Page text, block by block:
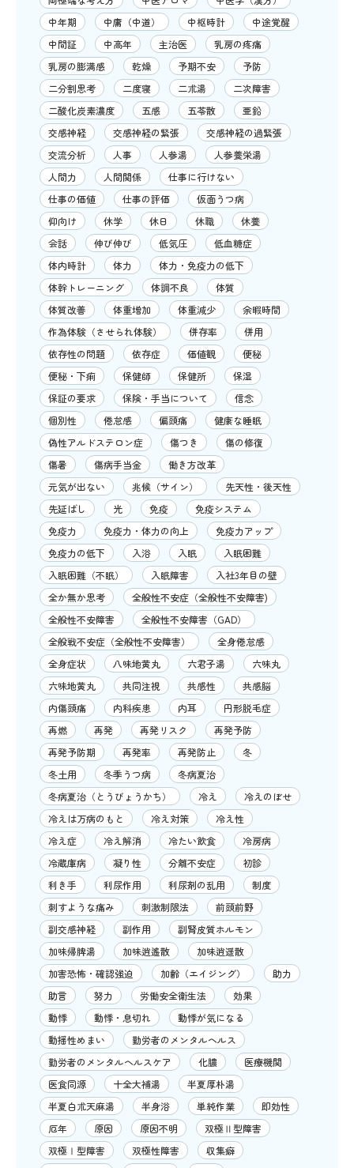
中年期
中庸（中道） 中枢時計
中途覚醒
中間証
中高年 主治医
乳房の疼痛
乳房の膨満感
乾燥 予期不安
予防
二分割思考
二度寝 二朮湯
二次障害
二酸化炭素濃度
五感 五苓散
亜鉛
交感神経
交感神経の緊張
交感神経の過緊張
交流分析
人事 人参湯
人参養栄湯
人間力
人間関係
仕事に行けない
仕事の価値
仕事の評価
仮面うつ病
仰向け
休学 休日 休職
休養
会話
伸び伸び 低気圧
低血糖症
体内時計
体力
体力・免疫力の低下
体幹トレーニング
体調不良
体質
体質改善
体重増加 体重減少
余暇時間
作為体験（させられ体験）
併存率
併用
依存性の問題
依存症 価値観
便秘
便秘・下痢
保健師 保健所
保湿
保証の要求
保険・手当について
信念
個別性
倦怠感 偏頭痛
健康な睡眠
偽性アルドステロン症
傷つき
傷の修復
傷暑
傷病手当金
働き方改革
元気が出ない
兆候（サイン）
先天性・後天性
先延ばし
光 免疫
免疫システム
免疫力
免疫力・体力の向上
免疫力アップ
免疫力の低下
入浴 入眠
入眠困難
入眠困難（不眠）
入眠障害
入社3年目の壁
全か無か思考
全般性不安症（全般性不安障害)
全般性不安障害
全般性不安障害（GAD）
全般戦不安症（全般性不安障害）
全身倦怠感
全身症状
八味地黄丸 六君子湯
六味丸
六味地黄丸
共同注視 共感性
共感脳
内傷頭痛
内科疾患 内耳
円形脱毛症
再燃
再発 再発リスク
再発予防
再発予防期
再発率 再発防止
冬
冬土用
冬季うつ病
冬病夏治
冬病夏治（とうびょうかち）
冷え
冷えのぼせ
冷えは万病のもと
冷え対策
冷え性
冷え症
冷え解消 冷たい飲食
冷房病
冷蔵庫病
凝り性 分離不安症
初診
利き手
利尿作用 利尿剤の乱用
制度
刺すような痛み
刺激制限法
前頭前野
副交感神経
副作用
副腎皮質ホルモン
加味帰脾湯
加味逍遙散
加味逍遥散
加害恐怖・確認強迫
加齢（エイジング）
助力
助言
努力 労働安全衛生法
効果
動悸
動悸・息切れ
動悸が気になる
動揺性めまい
勤労者のメンタルヘルス
勤労者のメンタルヘルスケア
化膿
医療機関
医食同源
十全大補湯
半夏厚朴湯
半夏白朮天麻湯
半身浴 単純作業
即効性
厄年
原因 原因不明
双極Ⅱ型障害
双極Ⅰ型障害
双極性障害
収集癖